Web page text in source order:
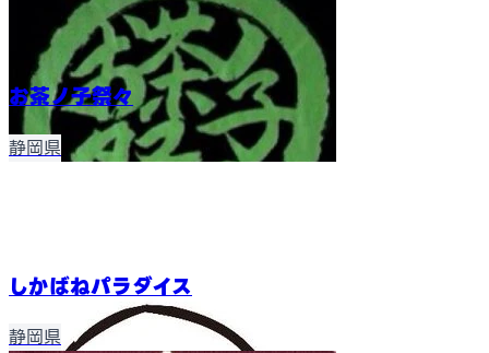
お茶ノ子祭々
静岡県
しかばねパラダイス
静岡県